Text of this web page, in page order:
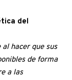
del
hacer que sus
de forma
a las